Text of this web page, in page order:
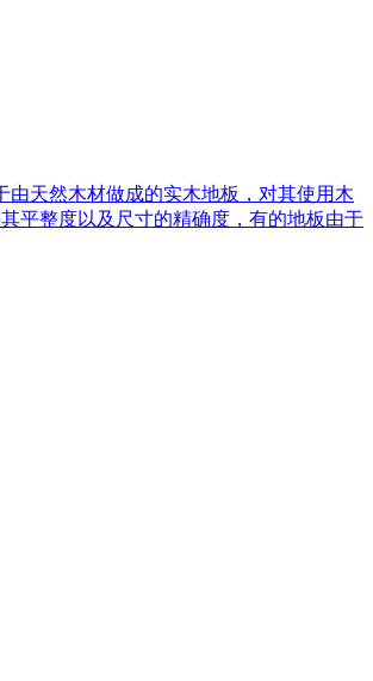
天然木材做成的实木地板，对其使用木
平整度以及尺寸的精确度，有的地板由于